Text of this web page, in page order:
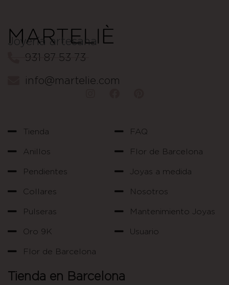
Joyería artesana
931 87 53 73
info@martelie.com
Tienda
Anillos
Pendientes
Collares
Pulseras
Oro 9K
Flor de Barcelona
FAQ
Flor de Barcelona
Joyas a medida
Nosotros
Mantenimiento Joyas
Usuario
Tienda en Barcelona